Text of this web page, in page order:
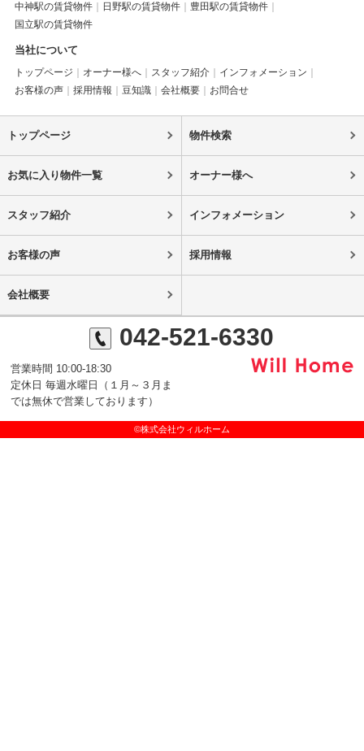
中神駅の賃貸物件
日野駅の賃貸物件
豊田駅の賃貸物件
国立駅の賃貸物件
当社について
トップページ オーナー様へ スタッフ紹介
インフォメーション
お客様の声
採用情報 豆知識 会社概要 お問合せ
トップページ 物件検索
お気に入り物件一覧 オーナー様へ
スタッフ紹介 インフォメーション
お客様の声 採用情報
会社概要
042-521-6330
営業時間 10:00-18:30
定休日 毎週水曜日（１月～３月ま
では無休で営業しております）
©株式会社ウィルホーム